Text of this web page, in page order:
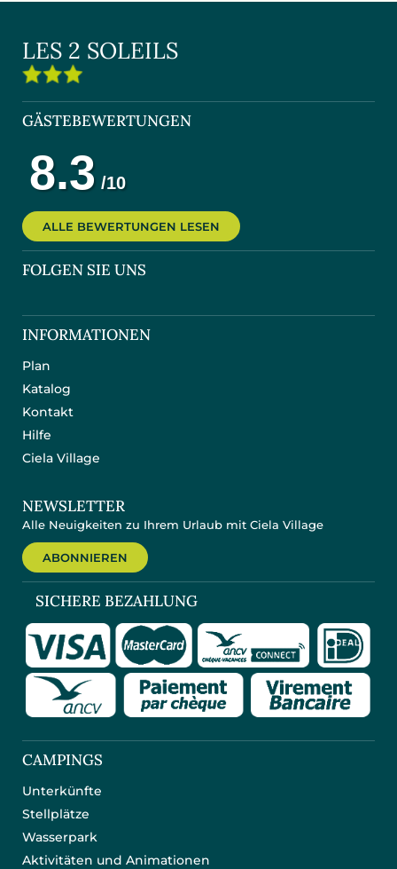
LES 2 SOLEILS
GÄSTEBEWERTUNGEN
ALLE BEWERTUNGEN LESEN
FOLGEN SIE UNS
INFORMATIONEN
Plan
Katalog
Kontakt
Hilfe
Ciela Village
NEWSLETTER
Alle Neuigkeiten zu Ihrem Urlaub mit Ciela Village
ABONNIEREN
SICHERE BEZAHLUNG
CAMPINGS
Unterkünfte
Stellplätze
Wasserpark
Aktivitäten und Animationen